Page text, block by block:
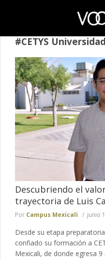
#CETYS
Descubriendo el
trayectoria de Luis
Por Campus Mexicali junio
Desde su etapa
confiado su formación a
Mexicali, de donde egresa 9